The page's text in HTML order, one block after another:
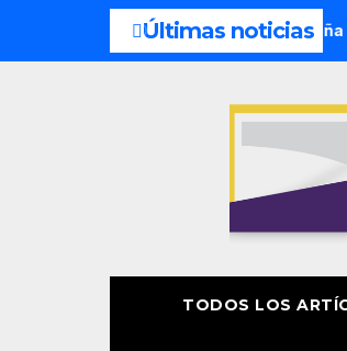
Últimas noticias
Náutica de la Amatxu de Begoña
TODOS LOS